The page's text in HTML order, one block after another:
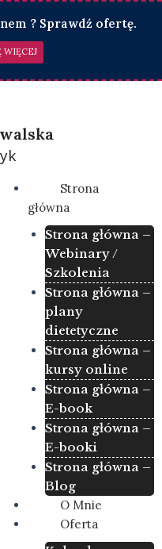
? Sprawdź ofertę.
WIĘCEJ
Strona
główna
Strona główna –
Webinary /
Szkolenia
Strona główna –
plany
dietetyczne
Strona główna –
kursy online
Strona główna –
E-book
Strona główna –
E-booki
Strona główna –
Blog
O Mnie
Oferta
Menu